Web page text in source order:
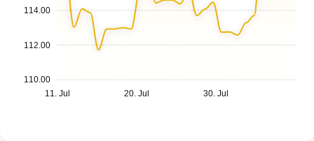
114.00
112.00
110.00
11. Jul
20. Jul 30. Jul